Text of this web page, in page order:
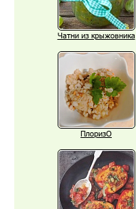
Чатни из крыжовника
ПлоризО